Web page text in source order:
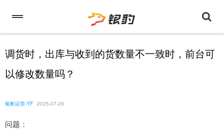
调货时，出库与收到的货数量不一致时，前台可
以修改数量吗？
银豹运营-YF 2025-07-28
问题：